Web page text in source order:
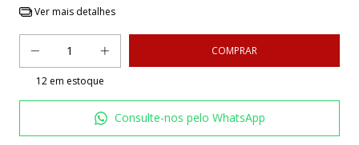
Ver mais detalhes
12em estoque
Consulte-nos pelo WhatsApp